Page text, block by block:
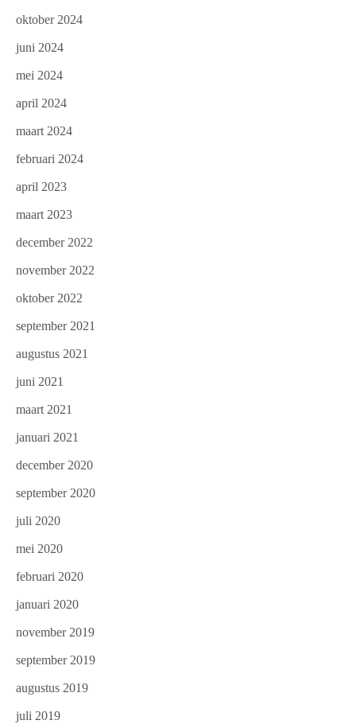
oktober 2024
juni 2024
mei 2024
april 2024
maart 2024
februari 2024
april 2023
maart 2023
december 2022
november 2022
oktober 2022
september 2021
augustus 2021
juni 2021
maart 2021
januari 2021
december 2020
september 2020
juli 2020
mei 2020
februari 2020
januari 2020
november 2019
september 2019
augustus 2019
juli 2019